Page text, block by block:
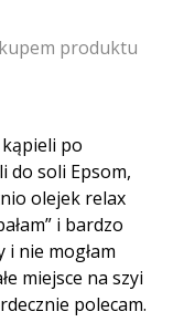
produktu
po
do soli Epsom,
olejek relax
i bardzo
i nie mogłam
miejsce na szyi
polecam.